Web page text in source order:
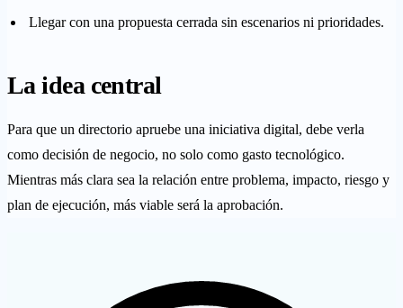
Llegar con una propuesta cerrada sin escenarios ni prioridades.
La idea central
Para que un directorio apruebe una iniciativa digital, debe verla
como decisión de negocio, no solo como gasto tecnológico.
Mientras más clara sea la relación entre problema, impacto, riesgo y
plan de ejecución, más viable será la aprobación.